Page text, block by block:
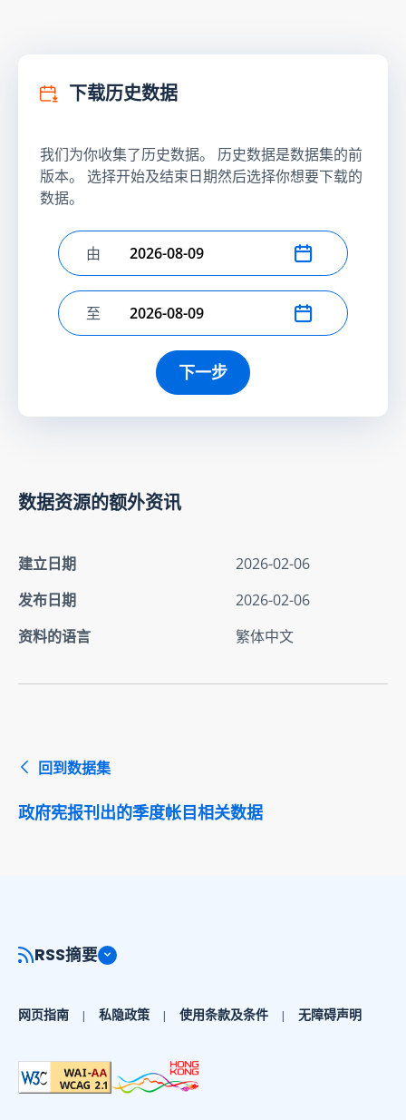
下载历史数据
我们为你收集了历史数据。 历史数据是数据集的前
版本。 选择开始及结束日期然后选择你想要下载的
数据。
选择开始日期
由
选择结束日期
至
下一步
数据资源的额外资讯
建立日期
2026-02-06
发布日期
2026-02-06
资料的语言
繁体中文
回到数据集
政府宪报刊出的季度帐目相关数据
RSS摘要
网页指南 私隐政策 使用条款及条件 无障碍声明